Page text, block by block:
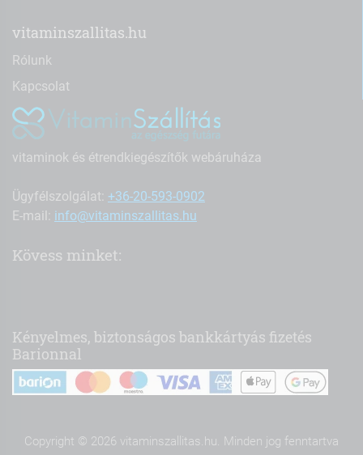
vitaminszallitas.hu
Rólunk
Kapcsolat
vitaminok és étrendkiegészítők webáruháza
Ügyfélszolgálat: +36-20-593-0902
E-mail: info@vitaminszallitas.hu
Kövess minket:
Kényelmes, biztonságos bankkártyás fizetés
Barionnal
Copyright © 2026 vitaminszallitas.hu. Minden jog fenntartva